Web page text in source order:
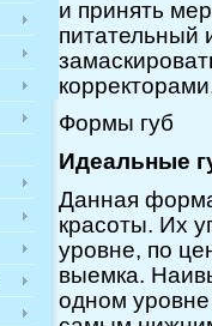
и принять
питательный
Формы губ
Идеальные
Данная
красоты. Их
уровне, по
выемка.
одном